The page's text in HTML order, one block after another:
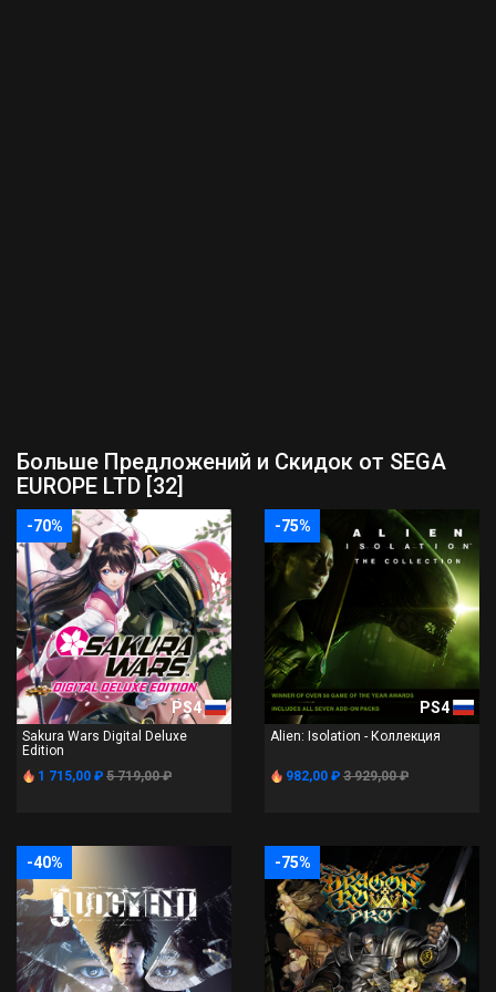
Больше Предложений и Скидок от SEGA
EUROPE LTD [32]
-70%
PS4
Sakura Wars Digital Deluxe
Edition
1 715,00 ₽ 5 719,00 ₽
-75%
PS4
Alien: Isolation - Коллекция
982,00 ₽ 3 929,00 ₽
-40% -75%